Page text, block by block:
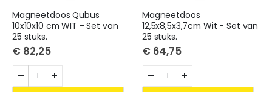
Magneetdoos Qubus
10x10x10 cm WIT - Set van
25 stuks.
€ 82,25
Magneetdoos
12,5x8,5x3,7cm Wit - Set van
25 stuks.
€ 64,75